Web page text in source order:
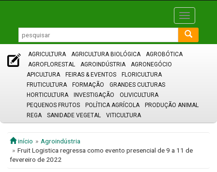
Toggle
AGRICULTURA AGRICULTURA BIOLÓGICA
AGROBÓTICA
AGROFLORESTAL
AGROINDÚSTRIA
AGRONEGÓCIO
APICULTURA
FEIRAS & EVENTOS
FLORICULTURA
FRUTICULTURA
FORMAÇÃO
GRANDES CULTURAS
HORTICULTURA
INVESTIGAÇÃO
OLIVICULTURA
PEQUENOS FRUTOS
POLÍTICA AGRÍCOLA
PRODUÇÃO ANIMAL
REGA
SANIDADE VEGETAL VITICULTURA
início
Agroindústria
Fruit Logistica regressa como evento presencial de 9 a 11 de
fevereiro de 2022